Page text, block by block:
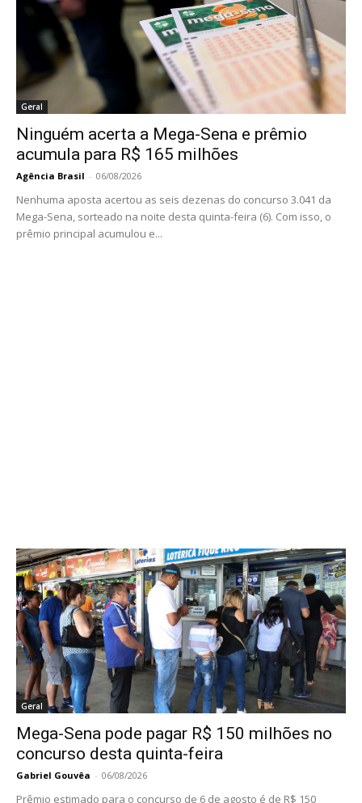
Geral
Ninguém acerta a Mega-Sena e prêmio
acumula para R$ 165 milhões
Agência Brasil - 06/08/2026
Nenhuma aposta acertou as seis dezenas do concurso 3.041 da
Mega-Sena, sorteado na noite desta quinta-feira (6). Com isso, o
prêmio principal acumulou e...
Geral
Mega-Sena pode pagar R$ 150 milhões no
concurso desta quinta-feira
Gabriel Gouvêa - 06/08/2026
Prêmio estimado para o concurso de 6 de agosto é de R$ 150